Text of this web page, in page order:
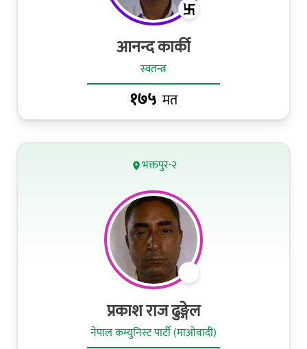
आनन्द कार्की
स्वतन्त्र
१७५ मत
भक्तपुर-२
प्रकाश राज ढुङ्गेल
नेपाल कम्युनिस्ट पार्टी (माओवादी)